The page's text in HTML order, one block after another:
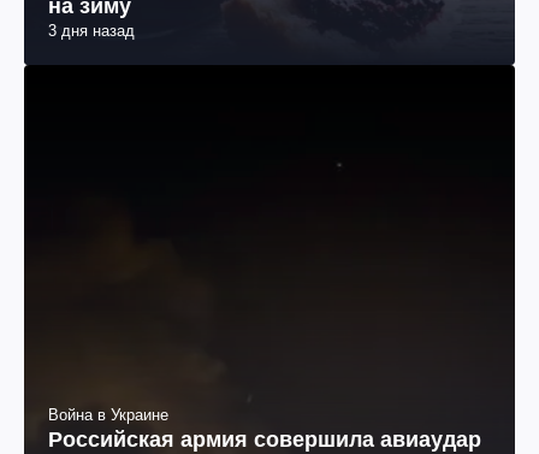
на зиму
3 дня назад
Война в Украине
Российская армия совершила авиаудар